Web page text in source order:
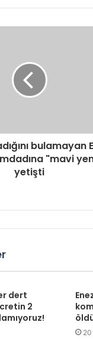
bulamayan
imdadına "mavi
yetişti
dert
2
20